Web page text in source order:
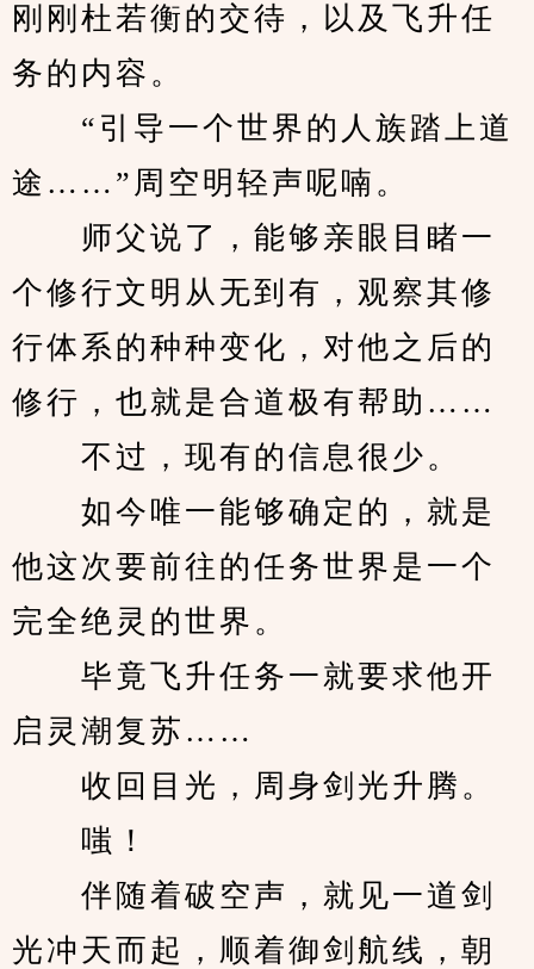
刚刚杜若衡的交待，以及飞升任
务的内容。
“引导一个世界的人族踏上道
途……”周空明轻声呢喃。
师父说了，能够亲眼目睹一
个修行文明从无到有，观察其修
行体系的种种变化，对他之后的
修行，也就是合道极有帮助……
不过，现有的信息很少。
如今唯一能够确定的，就是
他这次要前往的任务世界是一个
完全绝灵的世界。
毕竟飞升任务一就要求他开
启灵潮复苏……
收回目光，周身剑光升腾。
嗤！
伴随着破空声，就见一道剑
光冲天而起，顺着御剑航线，朝